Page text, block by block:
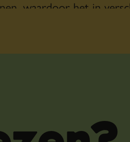
waardoor het in